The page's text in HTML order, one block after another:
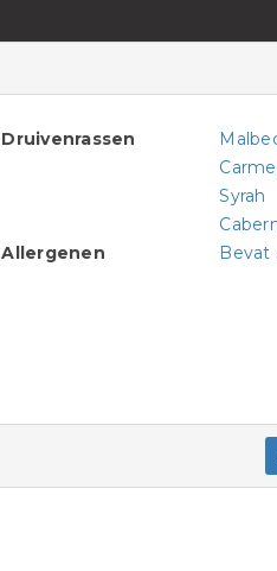
Druivenrassen
Syrah
Allergenen
Bevat